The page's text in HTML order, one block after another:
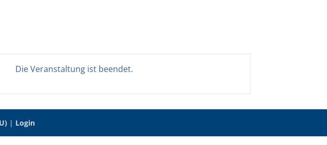
Die Veranstaltung ist beendet.
| Login